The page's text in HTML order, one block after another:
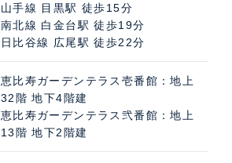
山手線 目黒駅 徒歩15分
南北線 白金台駅 徒歩19分
日比谷線 広尾駅 徒歩22分
恵比寿ガーデンテラス壱番館：地上
32階 地下4階建
恵比寿ガーデンテラス弐番館：地上
13階 地下2階建